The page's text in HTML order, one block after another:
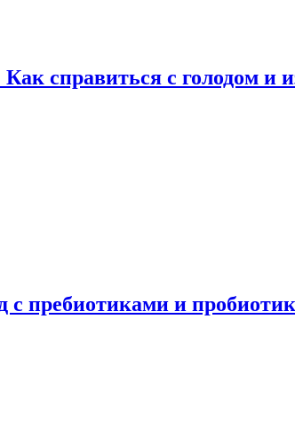
справиться с голодом и
с пребиотиками и